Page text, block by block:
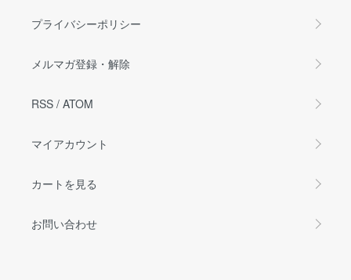
プライバシーポリシー
メルマガ登録・解除
RSS / ATOM
マイアカウント
カートを見る
お問い合わせ